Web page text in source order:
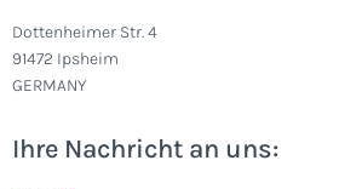
Dottenheimer Str. 4
91472 Ipsheim
GERMANY
Ihre Nachricht an uns: